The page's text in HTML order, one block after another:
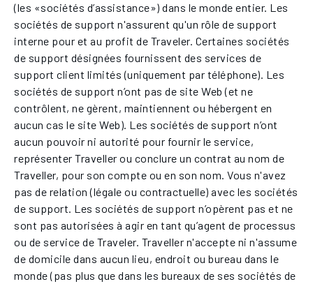
(les «sociétés d’assistance») dans le monde entier. Les
sociétés de support n'assurent qu'un rôle de support
interne pour et au profit de Traveler. Certaines sociétés
de support désignées fournissent des services de
support client limités (uniquement par téléphone). Les
sociétés de support n’ont pas de site Web (et ne
contrôlent, ne gèrent, maintiennent ou hébergent en
aucun cas le site Web). Les sociétés de support n’ont
aucun pouvoir ni autorité pour fournir le service,
représenter Traveller ou conclure un contrat au nom de
Traveller, pour son compte ou en son nom. Vous n'avez
pas de relation (légale ou contractuelle) avec les sociétés
de support. Les sociétés de support n’opèrent pas et ne
sont pas autorisées à agir en tant qu’agent de processus
ou de service de Traveler. Traveller n'accepte ni n'assume
de domicile dans aucun lieu, endroit ou bureau dans le
monde (pas plus que dans les bureaux de ses sociétés de